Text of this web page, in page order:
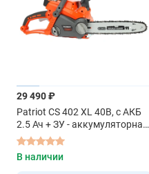
29 490 ₽
Patriot CS 402 XL 40В, с АКБ
2.5 Ач + ЗУ - аккумуляторная
цепная пила
В наличии